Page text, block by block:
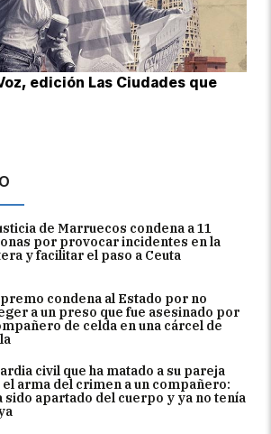
de Marruecos condena a 11
por provocar incidentes en la
y facilitar el paso a Ceuta
condena al Estado por no
a un preso que fue asesinado por
de celda en una cárcel de
civil que ha matado a su pareja
arma del crimen a un compañero:
sido apartado del cuerpo y ya no tenía
edición Las Ciudades que